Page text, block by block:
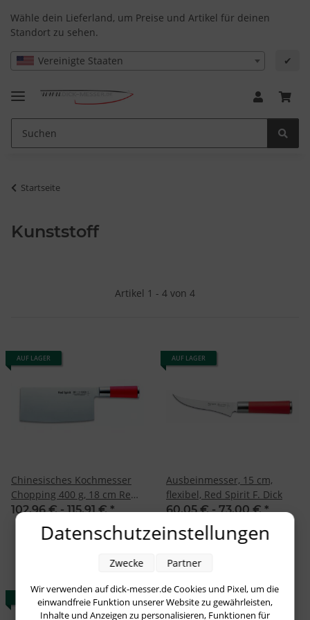
Wähle dein Lieferland, um Preise und Artikel für deinen
Standort zu sehen.
Vereinigte Staaten ✔
Startseite
Kunststoff
Artikel 1 - 4 von 4
AUF LAGER
Chinesisches Kochmesser
Chopping 400 g, 18 cm Red
Spirit F. Dick
102,96 € -115,91 €*
AUF LAGER
Ausbeinmesser, 15 cm,
flexibel, Red Spirit F. Dick
60,05 € -73,00 €*
AUF LAGER AUF LAGER
Datenschutzeinstellungen
Wir verwenden auf dick-messer.de Cookies und Pixel, um die
einwandfreie Funktion unserer Website zu gewährleisten,
Inhalte und Anzeigen zu personalisieren, Funktionen für
Zwecke Partner